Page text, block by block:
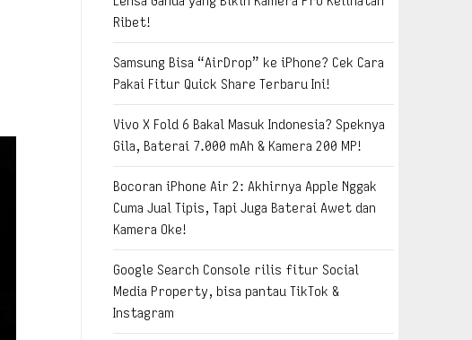
Ribet!
Samsung Bisa “AirDrop” ke iPhone? Cek Cara
Pakai Fitur Quick Share Terbaru Ini!
Vivo X Fold 6 Bakal Masuk Indonesia? Speknya
Gila, Baterai 7.000 mAh & Kamera 200 MP!
Bocoran iPhone Air 2: Akhirnya Apple Nggak
Cuma Jual Tipis, Tapi Juga Baterai Awet dan
Kamera Oke!
Google Search Console rilis fitur Social
Media Property, bisa pantau TikTok &
Instagram